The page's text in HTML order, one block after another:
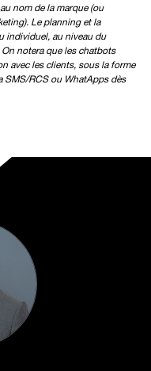
nom de la marque (ou
Le planning et la
individuel, au niveau du
notera que les chatbots
avec les clients, sous la forme
SMS/RCS ou WhatApps dès